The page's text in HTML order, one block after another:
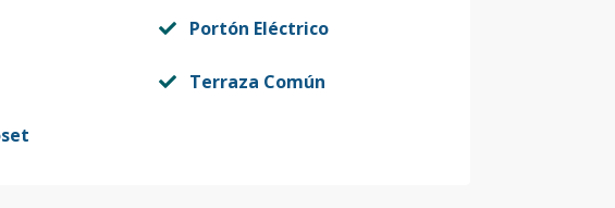
Portón Eléctrico
Terraza Común